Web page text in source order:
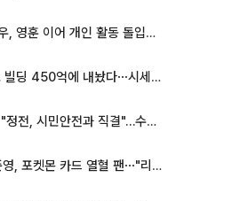
더보이즈 선우, 영훈 이어 개인 활동 돌입⋯앳에어리어와 전속계약
서장훈, 서초 빌딩 450억에 내놨다⋯시세차익은
이재준 시장 "정전, 시민안전과 직결"…수원시 비상대응체계 가동
'차쥐뿔' 이준영, 포켓몬 카드 열혈 팬⋯"리셀러 처단할 것"